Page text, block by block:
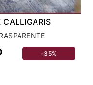
CALLIGARIS
-35%